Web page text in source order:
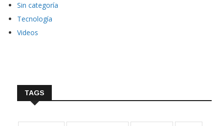
Sin categoría
Tecnología
Videos
TAGS